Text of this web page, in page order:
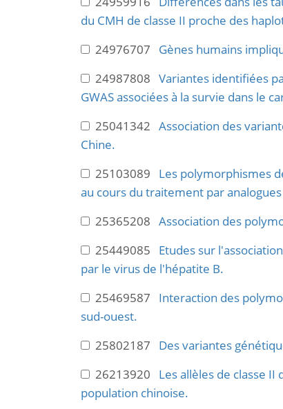
du CMH de classe II proche des
24976707 Gènes humains
24987808 Variantes identifiées
GWAS associées à la survie dans le
25041342 Association des
Chine.
25103089 Les polymorphismes
au cours du traitement par
25365208 Association des
25449085 Etudes sur
par le virus de l'hépatite B.
25469587 Interaction des
sud-ouest.
25802187 Des variantes
26213920 Les allèles de classe
population chinoise.